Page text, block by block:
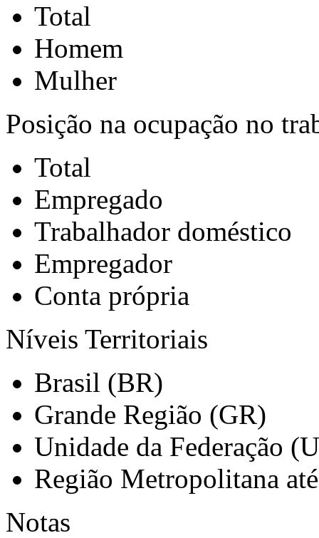
Total
Homem
Mulher
Posição na ocupação no
Total
Empregado
Trabalhador doméstico
Empregador
Conta própria
Níveis Territoriais
Brasil (BR)
Grande Região (GR)
Unidade da Federação
Região Metropolitana
Notas